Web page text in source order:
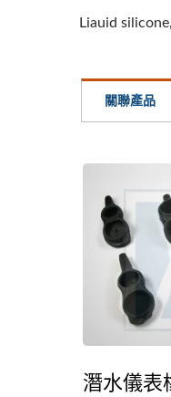
Liauid
關聯產品
潛水儀表